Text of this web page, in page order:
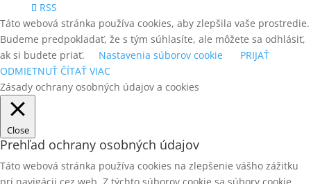
RSS
Táto webová stránka používa cookies, aby zlepšila vaše prostredie.
Budeme predpokladať, že s tým súhlasíte, ale môžete sa odhlásiť,
ak si budete priať.
Nastavenia súborov cookie
PRIJAŤ
ODMIETNUŤ ČÍTAŤ VIAC
Zásady ochrany osobných údajov a cookies
Close
Prehľad ochrany osobných údajov
Táto webová stránka používa cookies na zlepšenie vášho zážitku